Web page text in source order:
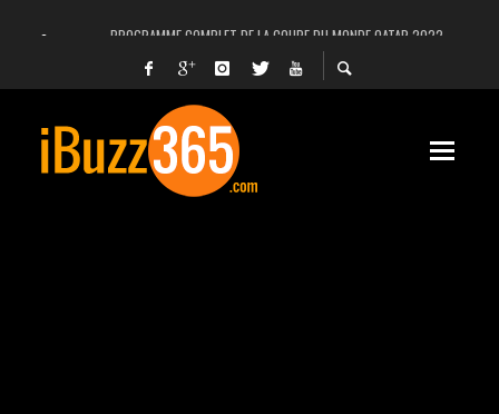
PROGRAMME COMPLET DE LA COUPE DU MONDE QATAR 2022
FACEBOOK, INSTAGRAM ET WHATSAPP HORS SERVICE! EST-CE UNE CYBER-
UNE VIDÉO 4K MONTRE LA PLANÈTE MARS EN ULTRA-HAUTE DÉFINITION
LANCEMENT DU PREMIER VOL HABITÉ DE SPACEX
DÉCÈS DE L’EX-PRÉSIDENT ZINE EL ABIDINE BEN ALI, SERA-T-IL ENTERRÉ EN